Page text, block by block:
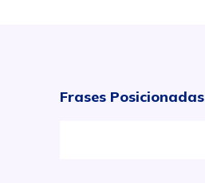
Frases Posicionadas